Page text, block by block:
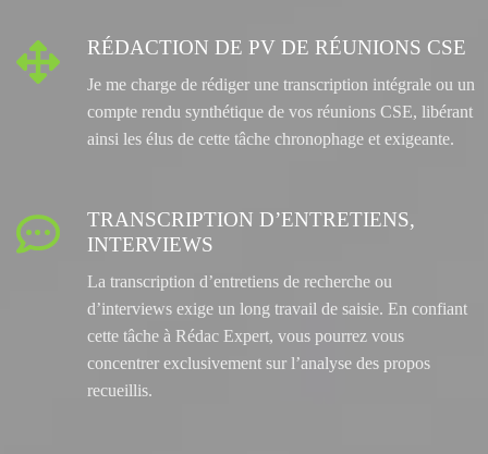
 RÉDACTION DE PV DE RÉUNIONS CSE
Je me charge de rédiger une transcription intégrale ou un
compte rendu synthétique de vos réunions CSE, libérant
ainsi les élus de cette tâche chronophage et exigeante.

TRANSCRIPTION D’ENTRETIENS,
INTERVIEWS
La transcription d’entretiens de recherche ou
d’interviews exige un long travail de saisie. En confiant
cette tâche à Rédac Expert, vous pourrez vous
concentrer exclusivement sur l’analyse des propos
recueillis.